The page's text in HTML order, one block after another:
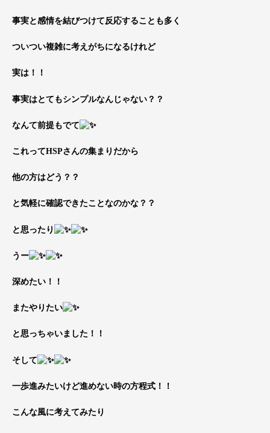
事実と感情を結びつけて反応することも多く
ついつい複雑に考えがちになるけれど
実は！！
事実はとてもシンプルなんじゃない？？
なんて前提もでて
これってHSPさんの集まりだから
他の方はどう？？
と気軽に確認できたことなのかな？？
と思ったり
うー
深めたい！！
またやりたい
と思っちゃいました！！
そして
一歩進みたいけど進めない時の方程式！！
こんな風に考えてみたり